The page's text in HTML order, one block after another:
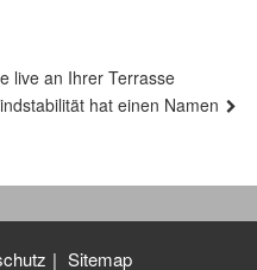
live an Ihrer Terrasse
hat einen Namen
Sitemap